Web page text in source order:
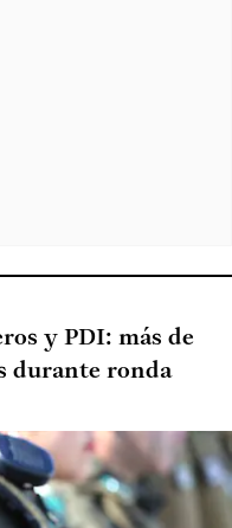
y PDI: más de
durante ronda